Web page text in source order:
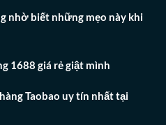
nhờ biết những mẹo này khi
1688 giá rẻ giật mình
Taobao uy tín nhất tại